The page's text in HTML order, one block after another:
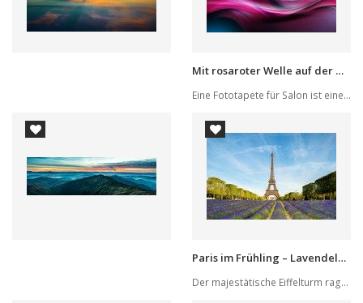
Mit rosaroter Welle auf der Welle
Eine Fototapete für Salon ist eine Ergänzung, d...
Paris im Frühling – Lavendelzauber
Der majestätische Eiffelturm ragt eindrucksvoll...